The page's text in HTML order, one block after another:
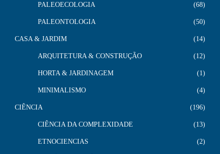
PALEOECOLOGIA 68
PALEONTOLOGIA 50
CASA & JARDIM 14
ARQUITETURA & CONSTRUÇÃO 12
HORTA & JARDINAGEM 1
MINIMALISMO 4
CIÊNCIA 196
CIÊNCIA DA COMPLEXIDADE 13
ETNOCIENCIAS 2